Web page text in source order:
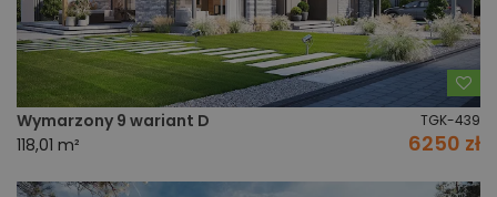
Wymarzony 9 wariant D TGK-439
118,01 m² 6250 zł